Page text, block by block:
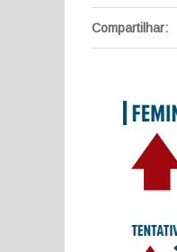
Compartilhar: